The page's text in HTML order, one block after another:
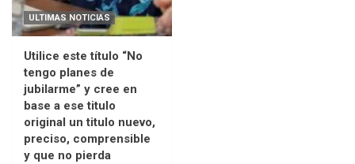
ULTIMAS NOTICIAS
Utilice este título “No
tengo planes de
jubilarme” y cree en
base a ese titulo
original un titulo nuevo,
preciso, comprensible
y que no pierda